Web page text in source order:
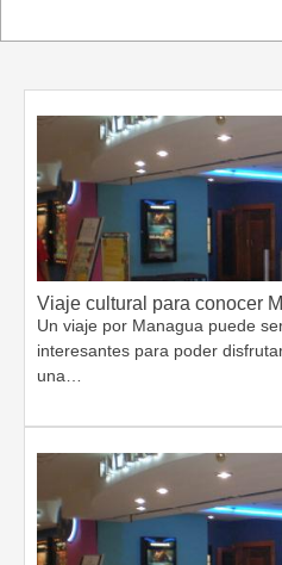
Viaje cultural para conocer
Un viaje por Managua puede
interesantes para poder
una…